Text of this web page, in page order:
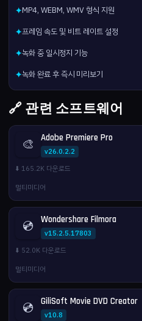
✦MP4, WEBM, WMV 형식 지원
✦프레임 속도 및 비트 레이트 설정
✦녹화 중 일시정지 기능
✦녹화 완료 후 즉시 미리보기
🔗 관련 소프트웨어
🎨 Adobe Premiere Pro
v26.0.2.2
⬇️ 165.2K 다운로드
멀티미디어
💿 Wondershare Filmora
v15.2.5.17803
⬇️ 52.0K 다운로드
멀티미디어
💿 GiliSoft Movie DVD Creator
v10.8